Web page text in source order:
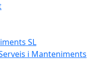
SL
i Manteniments